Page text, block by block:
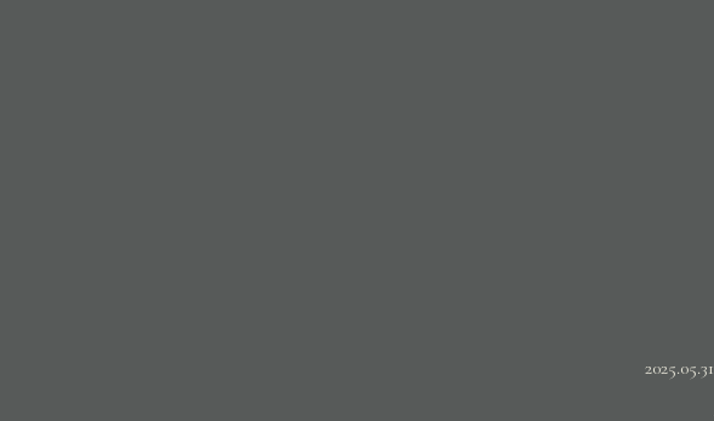
2025.05.31